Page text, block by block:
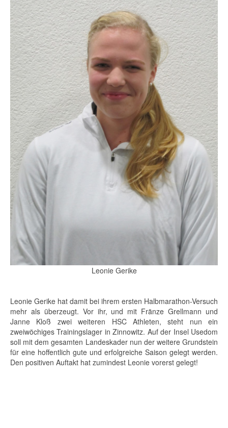
Leonie Gerike
Leonie Gerike hat damit bei ihrem ersten Halbmarathon-Versuch
mehr als überzeugt. Vor ihr, und mit Fränze Grellmann und
Janne Kloß zwei weiteren HSC Athleten, steht nun ein
zweiwöchiges Trainingslager in Zinnowitz. Auf der Insel Usedom
soll mit dem gesamten Landeskader nun der weitere Grundstein
für eine hoffentlich gute und erfolgreiche Saison gelegt werden.
Den positiven Auftakt hat zumindest Leonie vorerst gelegt!